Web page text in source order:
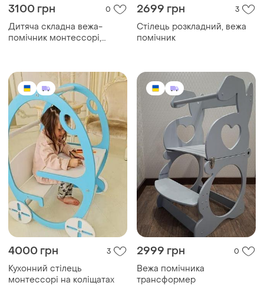
3100 грн 0
Дитяча складна вежа-
помічник монтессорі,
2699 грн 3
Стілець розкладний, вежа
помічник
4000 грн 3
Кухонний стілець
монтессорі на коліщатах
2999 грн 0
Вежа помічника
трансформер